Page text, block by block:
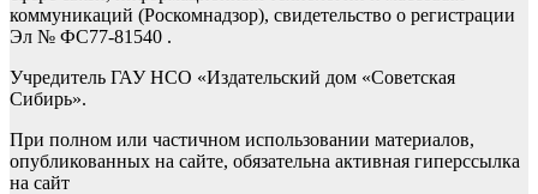
коммуникаций (Роскомнадзор), свидетельство о регистрации
Эл № ФС77-81540 .
Учредитель ГАУ НСО «Издательский дом «Советская
Сибирь».
При полном или частичном использовании материалов,
опубликованных на сайте, обязательна активная гиперссылка
на сайт